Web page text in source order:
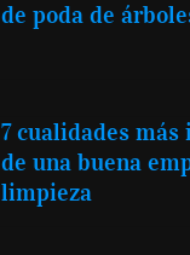
de poda de
7 cualidades
de una buena
limpieza